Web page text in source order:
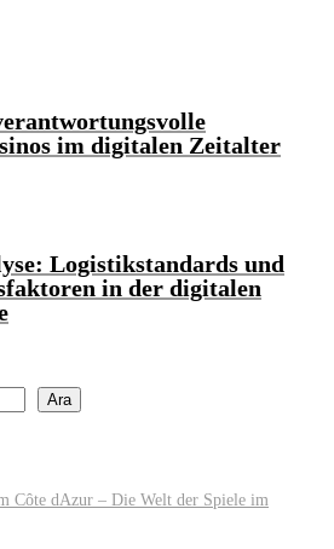
im digitalen Zeitalter
Logistikstandards und
in der digitalen
Ara
Côte dAzur – Die Welt der Spiele im